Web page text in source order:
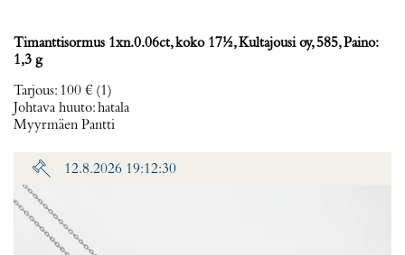
Timanttisormus 1xn.0.06ct, koko 17½, Kultajousi oy, 585, Paino:
1,3 g
Tarjous: 100 € (1)
Johtava huuto:hatala
Myyrmäen Pantti
12.8.2026 19:12:30